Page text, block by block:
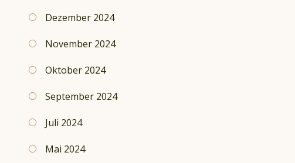
Dezember 2024
November 2024
Oktober 2024
September 2024
Juli 2024
Mai 2024